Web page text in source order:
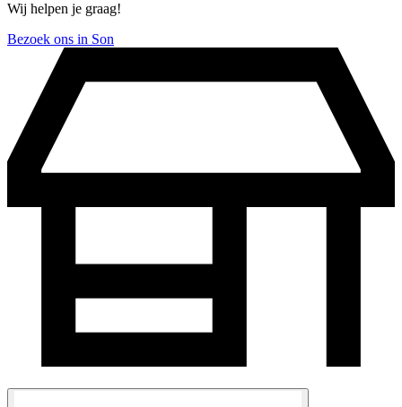
Wij helpen je graag!
Bezoek ons in Son